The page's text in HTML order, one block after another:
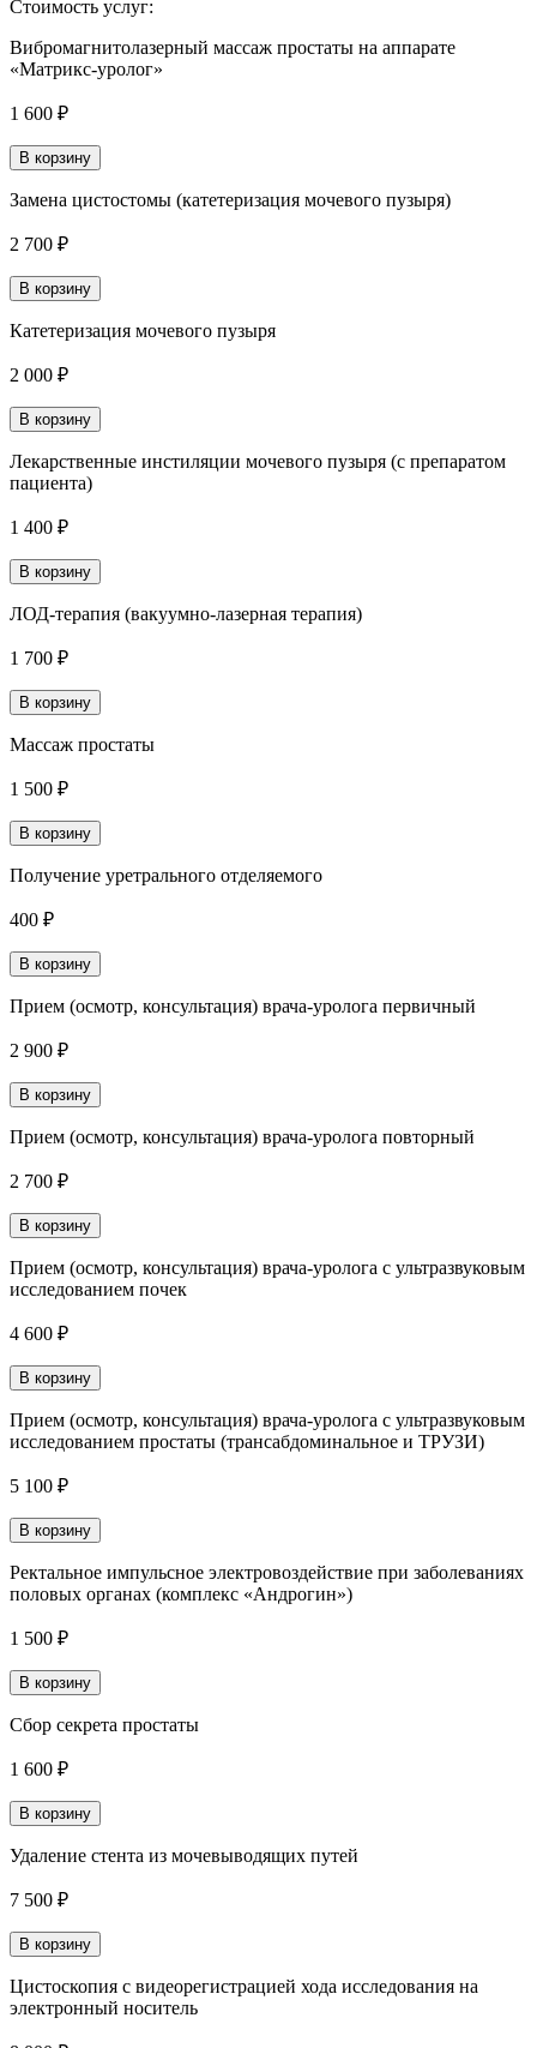
Стоимость услуг:
Вибромагнитолазерный массаж простаты на аппарате
«Матрикс-уролог»
1 600 ₽
В корзину
Замена цистостомы (катетеризация мочевого пузыря)
2 700 ₽
В корзину
Катетеризация мочевого пузыря
2 000 ₽
В корзину
Лекарственные инстиляции мочевого пузыря (с препаратом
пациента)
1 400 ₽
В корзину
ЛОД-терапия (вакуумно-лазерная терапия)
1 700 ₽
В корзину
Массаж простаты
1 500 ₽
В корзину
Получение уретрального отделяемого
400 ₽
В корзину
Прием (осмотр, консультация) врача-уролога первичный
2 900 ₽
В корзину
Прием (осмотр, консультация) врача-уролога повторный
2 700 ₽
В корзину
Прием (осмотр, консультация) врача-уролога с ультразвуковым
исследованием почек
4 600 ₽
В корзину
Прием (осмотр, консультация) врача-уролога с ультразвуковым
исследованием простаты (трансабдоминальное и ТРУЗИ)
5 100 ₽
В корзину
Ректальное импульсное электровоздействие при заболеваниях
половых органах (комплекс «Андрогин»)
1 500 ₽
В корзину
Сбор секрета простаты
1 600 ₽
В корзину
Удаление стента из мочевыводящих путей
7 500 ₽
В корзину
Цистоскопия с видеорегистрацией хода исследования на
электронный носитель